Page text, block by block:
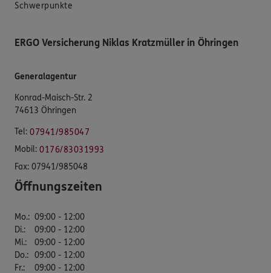
Schwerpunkte
ERGO Versicherung Niklas Kratzmüller in Öhringen
Generalagentur
Konrad-Maisch-Str. 2
74613 Öhringen
Tel: 07941/985047
Mobil: 0176/83031993
Fax: 07941/985048
Öffnungszeiten
Mo.: 09:00 - 12:00
Di.:
09:00 - 12:00
Mi.:
09:00 - 12:00
Do.: 09:00 - 12:00
Fr.:
09:00 - 12:00